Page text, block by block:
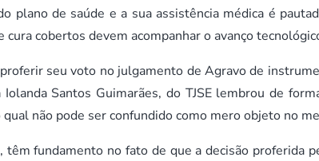
plano de saúde e a sua assistência médica é
cura cobertos devem acompanhar o avanço
seu voto no julgamento de Agravo de
Iolanda Santos Guimarães, do TJSE lembrou de
qual não pode ser confundido como mero objeto no
têm fundamento no fato de que a decisão proferida